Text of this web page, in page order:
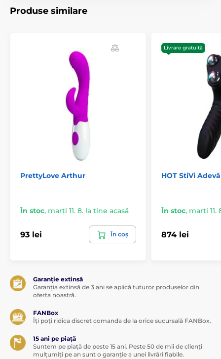
20.5 cm
Produse similare
PrettyLove Arthur
În stoc, marți 11. 8. la tine acasă
93 lei În coș
Livrare gratuită
HOT StiVi
În stoc, marți 11.
874 lei
Garanție extinsă
Garanția extinsă de 3 ani se aplică tuturor produselor din
oferta noastră.
FANBox
Îți poți ridica discret comanda de la orice sucursală FANBox.
15 ani pe piață
Suntem pe piață de peste 15 ani. Peste 50 de mii de clienți
mulțumiți pe an sunt o garanție a unei livrări fiabile.